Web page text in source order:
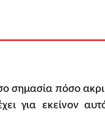
σημασία πόσο
για εκείνον